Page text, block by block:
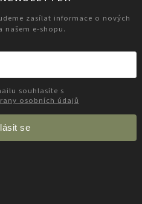
zasílat informace o nových
našem e-shopu.
osobních údajů
se